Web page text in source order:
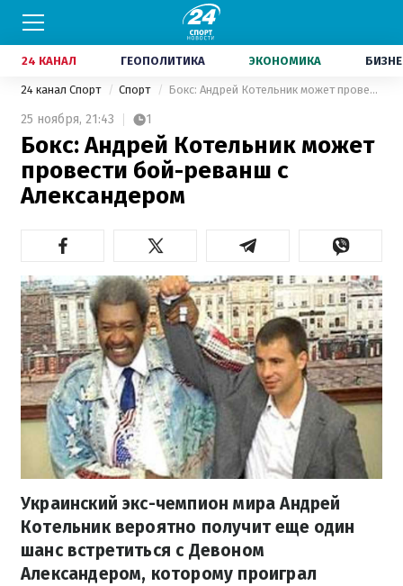
24 КАНАЛ ГЕОПОЛИТИКА ЭКОНОМИКА
24 канал Спорт Спорт Бокс: Андрей Котельник может провести бой-реванш с Александером
25 ноября, 21:43 1
Бокс: Андрей Котельник может
провести бой-реванш с
Александером
Украинский экс-чемпион мира Андрей
Котельник вероятно получит еще один
шанс встретиться с Девоном
Александером, которому проиграл